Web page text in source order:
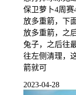
保卫萝卜4周
放多重箭，下
放多重箭，之
兔子，之后往
往左侧清理，
箭就可
2023-04-28